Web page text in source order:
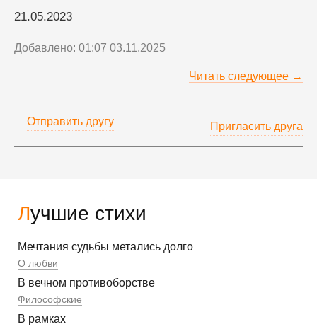
Лучшие стихи
Мечтания судьбы метались долго
О любви
В вечном противоборстве
Философские
В рамках
21.05.2023
Добавлено: 01:07 03.11.2025
Читать следующее →
Отправить другу Пригласить друга